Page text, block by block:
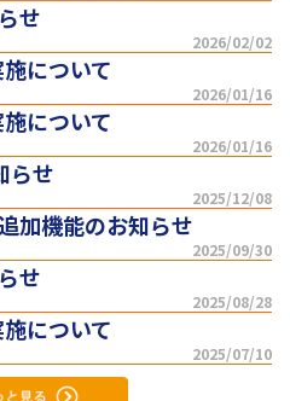
せ
2026/02/02
について
2026/01/16
について
2026/01/16
らせ
2025/12/08
加機能のお知らせ
2025/09/30
せ
2025/08/28
について
2025/07/10